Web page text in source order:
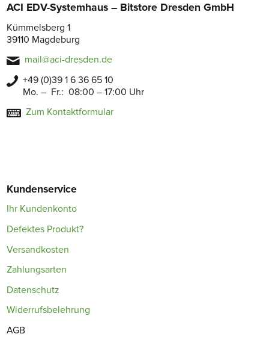
ACI EDV-Systemhaus – Bitstore Dresden GmbH
Kümmelsberg 1
39110 Magdeburg
mail@aci-dresden.de
+49 (0)39 1 6 36 65 10
Mo. – Fr.: 08:00 – 17:00 Uhr
Zum Kontaktformular
Kundenservice
Ihr Kundenkonto
Defektes Produkt?
Versandkosten
Zahlungsarten
Datenschutz
Widerrufsbelehrung
AGB